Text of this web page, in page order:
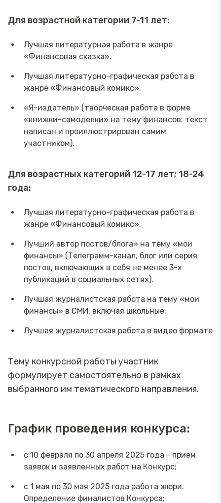
Для возрастной категории 7-11 лет:
Лучшая литературная работа в жанре
«Финансовая сказка».
Лучшая литературно-графическая работа в
жанре «Финансовый комикс».
«Я-издатель» (творческая работа в форме
«книжки-самоделки» на тему финансов: текст
написан и проиллюстрирован самим
участником).
Для возрастных категорий 12-17 лет; 18-24
года:
Лучшая литературно-графическая работа в
жанре «Финансовый комикс».
Лучший автор постов/блога» на тему «мои
финансы» (Телеграмм-канал, блог или серия
постов, включающих в себя не менее 3-х
публикаций в социальных сетях).
Лучшая журналистская работа на тему «мои
финансы» в СМИ, включая школьные.
Лучшая журналистская работа в видео формате
Тему конкурсной работы участник
формулирует самостоятельно в рамках
выбранного им тематического направления.
График проведения конкурса:
с 10 февраля по 30 апреля 2025 года - приём
заявок и заявленных работ на Конкурс;
с 1 мая по 30 мая 2025 года работа жюри.
Определение финалистов Конкурса;